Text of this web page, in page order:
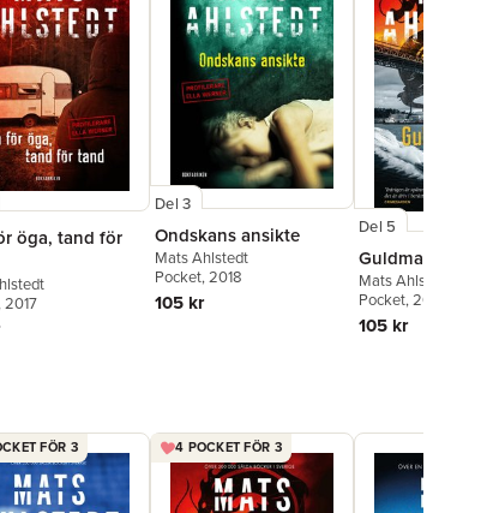
öga, tand för
2017
Del 3
Ondskans ansikte
Mats Ahlstedt
Pocket, 2018
105 kr
Del 5
Guldmakaren
Mats Ahlstedt
Pocket, 2021
105 kr
FÖR 3 4 POCKET FÖR 3